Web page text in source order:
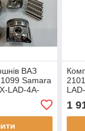
ВАЗ
Samara
LAD-4A-
Група B
1